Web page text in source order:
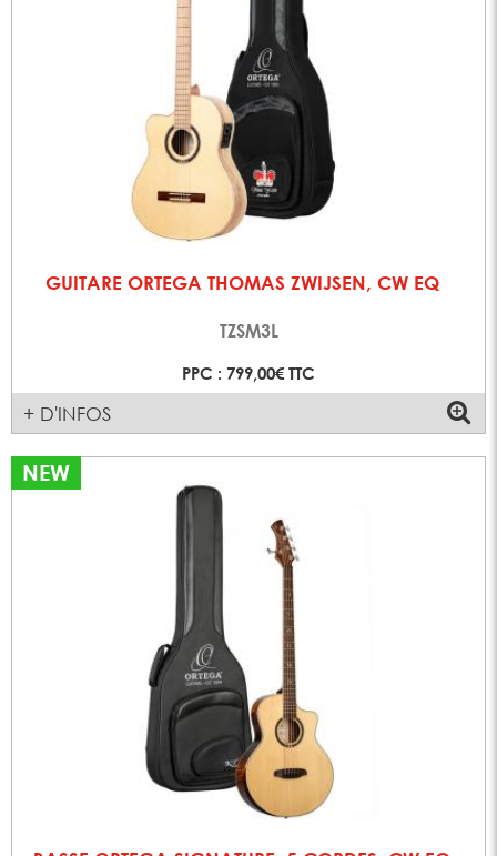
GUITARE ORTEGA THOMAS ZWIJSEN, CW EQ
TZSM3L
PPC : 799,00€ TTC
+ D'INFOS
NEW